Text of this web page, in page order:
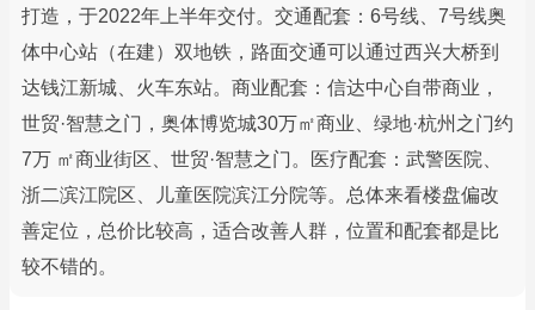
打造，于2022年上半年交付。交通配套：6号线、7号线奥
体中心站（在建）双地铁，路面交通可以通过西兴大桥到
达钱江新城、火车东站。商业配套：信达中心自带商业，
世贸·智慧之门，奥体博览城30万㎡商业、绿地·杭州之门约
7万 ㎡商业街区、世贸·智慧之门。医疗配套：武警医院、
浙二滨江院区、儿童医院滨江分院等。总体来看楼盘偏改
善定位，总价比较高，适合改善人群，位置和配套都是比
较不错的。